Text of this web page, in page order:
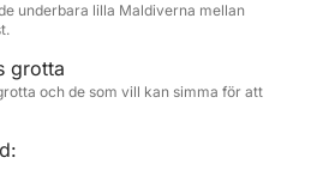
underbara lilla Maldiverna mellan
grotta
och de som vill kan simma för att